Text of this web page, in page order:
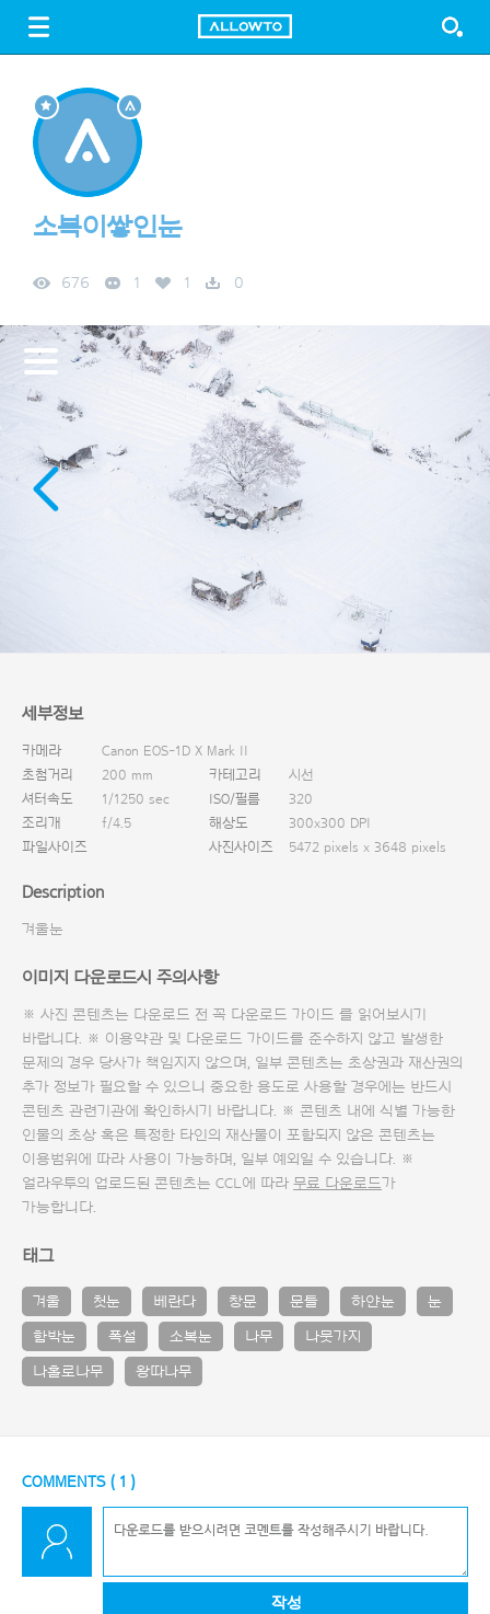
FREE DOWNLOAD
소복이쌓인눈
676 1 1 0
세부정보
카메라
Canon EOS-1D X Mark II
초첨거리
200 mm 카테고리
시선
셔터속도
1/1250 sec ISO/필름
320
조리개
f/4.5 해상도
300x300 DPI
파일사이즈
사진사이즈 5472 pixels x 3648 pixels
Description
겨울눈
이미지 다운로드시 주의사항
※ 사진 콘텐츠는 다운로드 전 꼭 다운로드 가이드 를 읽어보시기
바랍니다. ※ 이용약관 및 다운로드 가이드를 준수하지 않고 발생한
문제의 경우 당사가 책임지지 않으며, 일부 콘텐츠는 초상권과 재산권의
추가 정보가 필요할 수 있으니 중요한 용도로 사용할 경우에는 반드시
콘텐츠 관련기관에 확인하시기 바랍니다. ※ 콘텐츠 내에 식별 가능한
인물의 초상 혹은 특정한 타인의 재산물이 포함되지 않은 콘텐츠는
이용범위에 따라 사용이 가능하며, 일부 예외일 수 있습니다. ※
얼라우투의 업로드된 콘텐츠는 CCL에 따라 무료 다운로드가
가능합니다.
태그
겨울 첫눈 베란다 창문 문틀 하얀눈 눈
함박눈 폭설 소복눈 나무 나뭇가지
나홀로나무 왕따나무
COMMENTS ( 1 )
작성